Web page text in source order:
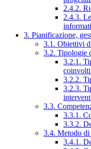
2.4.2.
2.4.3.
3. Pianificazione,
3.1. Obiettivi
3.2. Tipologie
3.2.1.
3.2.2.
3.2.3.
3.3.
3.3.1.
3.3.2.
3.4. Metodo
3.4.1.